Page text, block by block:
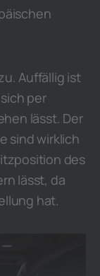
Auffällig ist
per
lässt. Der
sind wirklich
des
lässt, da
hat.